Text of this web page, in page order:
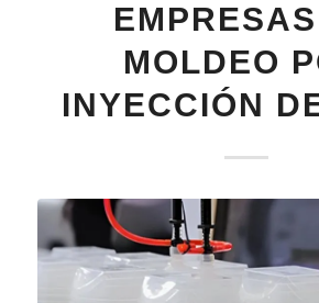
MOLDEO
INYECCIÓN